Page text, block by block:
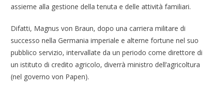
assieme alla gestione della tenuta e delle attività familiari.
Difatti, Magnus von Braun, dopo una carriera militare di
successo nella Germania imperiale e alterne fortune nel suo
pubblico servizio, intervallate da un periodo come direttore di
un istituto di credito agricolo, diverrà ministro dell’agricoltura
(nel governo von Papen).